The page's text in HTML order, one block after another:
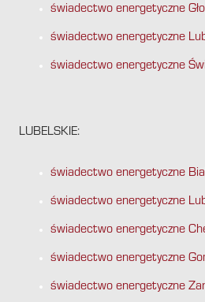
świadectwo energetyczne
świadectwo energetyczne
świadectwo energetyczne
LUBELSKIE:
świadectwo energetyczne
świadectwo energetyczne
świadectwo energetyczne
świadectwo energetyczne
świadectwo energetyczne